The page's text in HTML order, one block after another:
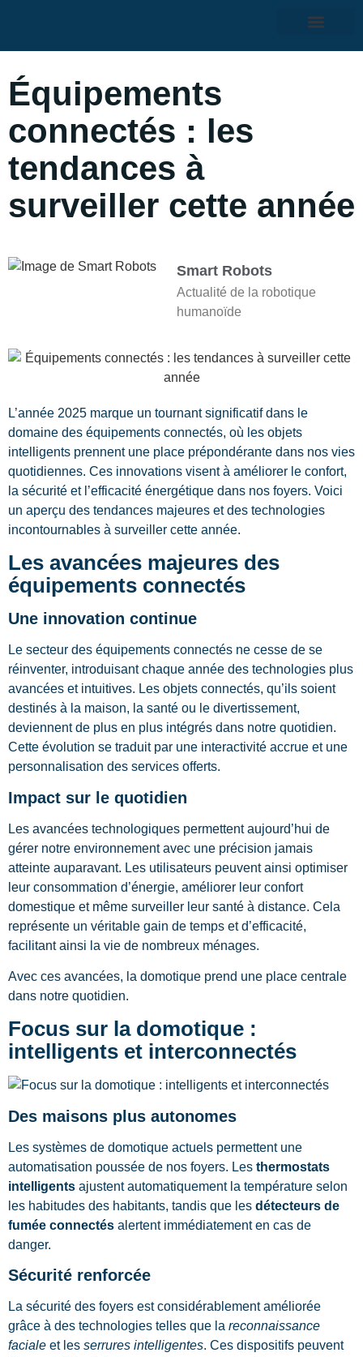
Équipements
connectés : les
tendances à
surveiller cette année
Smart Robots
Actualité de la robotique
humanoïde
L’année 2025 marque un tournant significatif dans le
domaine des équipements connectés, où les objets
intelligents prennent une place prépondérante dans nos vies
quotidiennes. Ces innovations visent à améliorer le confort,
la sécurité et l’efficacité énergétique dans nos foyers. Voici
un aperçu des tendances majeures et des technologies
incontournables à surveiller cette année.
Les avancées majeures des
équipements connectés
Une innovation continue
Le secteur des équipements connectés ne cesse de se
réinventer, introduisant chaque année des technologies plus
avancées et intuitives. Les objets connectés, qu’ils soient
destinés à la maison, la santé ou le divertissement,
deviennent de plus en plus intégrés dans notre quotidien.
Cette évolution se traduit par une interactivité accrue et une
personnalisation des services offerts.
Impact sur le quotidien
Les avancées technologiques permettent aujourd’hui de
gérer notre environnement avec une précision jamais
atteinte auparavant. Les utilisateurs peuvent ainsi optimiser
leur consommation d’énergie, améliorer leur confort
domestique et même surveiller leur santé à distance. Cela
représente un véritable gain de temps et d’efficacité,
facilitant ainsi la vie de nombreux ménages.
Avec ces avancées, la domotique prend une place centrale
dans notre quotidien.
Focus sur la domotique :
intelligents et interconnectés
Des maisons plus autonomes
Les systèmes de domotique actuels permettent une
automatisation poussée de nos foyers. Les thermostats
intelligents ajustent automatiquement la température selon
les habitudes des habitants, tandis que les détecteurs de
fumée connectés alertent immédiatement en cas de
danger.
Sécurité renforcée
La sécurité des foyers est considérablement améliorée
grâce à des technologies telles que la reconnaissance
faciale et les serrures intelligentes. Ces dispositifs peuvent